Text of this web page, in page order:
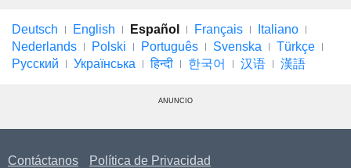
Deutsch English Español Français
Italiano
Nederlands
Polski Português Svenska
Türkçe
Русский
Українська हिन्दी 한국어 汉语 漢語
ANUNCIO
Contáctanos
Política de Privacidad